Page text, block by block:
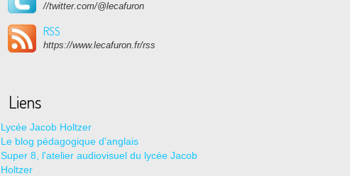
//twitter.com/@lecafuron
RSS
https://www.lecafuron.fr/rss
Liens
Lycée Jacob Holtzer
Le blog pédagogique d'anglais
Super 8, l'atelier audiovisuel du lycée Jacob
Holtzer